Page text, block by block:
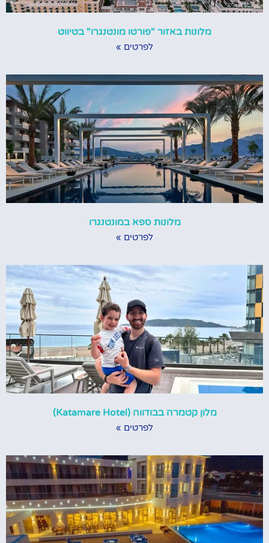
מלונות באזור "פורטו מונטנגרו" בטיווט
לפרטים »
מלונות ספא במונטנגרו
לפרטים »
מלון קטמרה בבודווה (Katamare Hotel)
לפרטים »